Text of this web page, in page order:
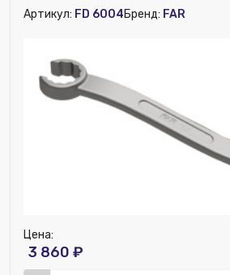
Артикул: FD 6004Бренд: FAR
Цена:
3 860 ₽